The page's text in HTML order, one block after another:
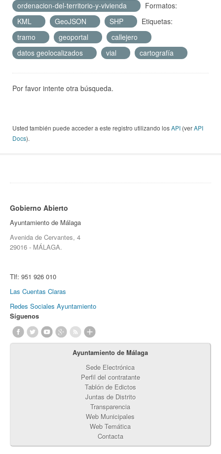
ordenacion-del-territorio-y-vivienda
Formatos:
KML
GeoJSON SHP
Etiquetas:
tramo
geoportal
callejero
datos geolocalizados
vial cartografía
Por favor intente otra búsqueda.
Usted también puede acceder a este registro utilizando losAPI (verAPI
Docs).
Gobierno Abierto
Ayuntamiento de Málaga
Avenida de Cervantes, 4
29016 - MÁLAGA.
Tlf: 951 926 010
Las Cuentas Claras
Redes Sociales Ayuntamiento
Síguenos
Ayuntamiento de Málaga
Sede Electrónica
Perfil del contratante
Tablón de Edictos
Juntas de Distrito
Transparencia
Web Municipales
Web Temática
Contacta